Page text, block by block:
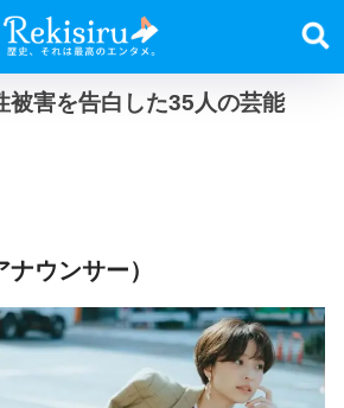
被害を告白した35人の芸能
ウンサー）